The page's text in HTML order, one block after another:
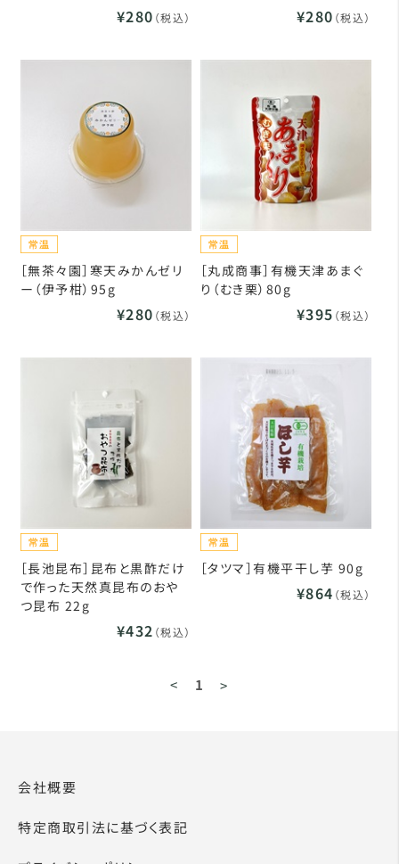
¥280 （税込） ¥280 （税込）
［無茶々園］寒天みかんゼリ
ー（伊予柑）95g
¥280 （税込）
［丸成商事］有機天津あまぐ
り（むき栗）80g
¥395 （税込）
［長池昆布］昆布と黒酢だけ
で作った天然真昆布のおや
つ昆布 22g
¥432 （税込）
［タツマ］有機平干し芋 90g
¥864 （税込）
< 1 >
会社概要
特定商取引法に基づく表記